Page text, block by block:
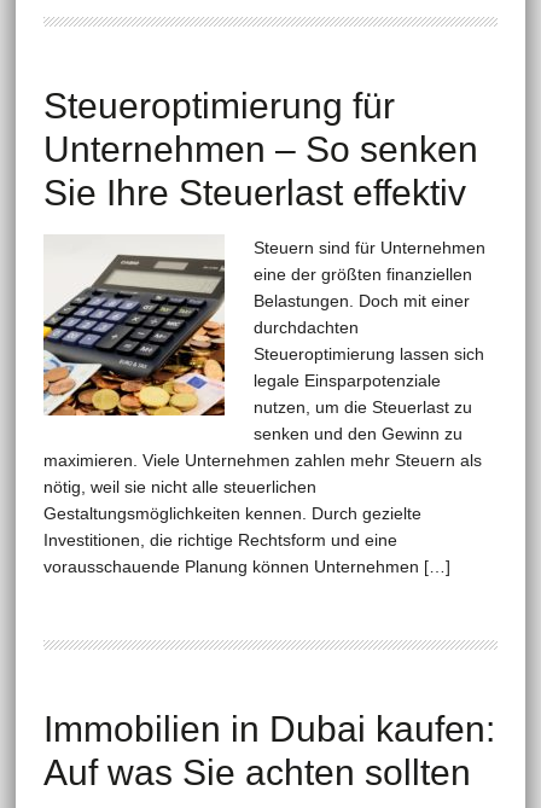
Steueroptimierung für
Unternehmen – So senken
Sie Ihre Steuerlast effektiv
Steuern sind für Unternehmen
eine der größten finanziellen
Belastungen. Doch mit einer
durchdachten
Steueroptimierung lassen sich
legale Einsparpotenziale
nutzen, um die Steuerlast zu
senken und den Gewinn zu
maximieren. Viele Unternehmen zahlen mehr Steuern als
nötig, weil sie nicht alle steuerlichen
Gestaltungsmöglichkeiten kennen. Durch gezielte
Investitionen, die richtige Rechtsform und eine
vorausschauende Planung können Unternehmen […]
Immobilien in Dubai kaufen:
Auf was Sie achten sollten